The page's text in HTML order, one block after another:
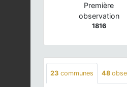
Première
observation
1816
23 communes 48